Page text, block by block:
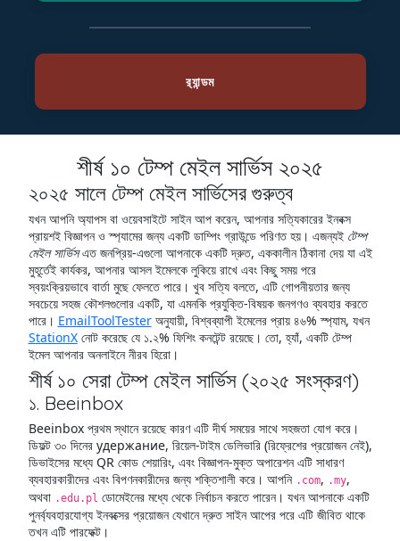
শীর্ষ ১০ টেম্প মেইল সার্ভিস ২০২৫
২০২৫ সালে টেম্প মেইল সার্ভিসের গুরুত্ব
যখন আপনি অ্যাপস বা ওয়েবসাইটে সাইন আপ করেন, আপনার সত্যিকারের ইনবক্স
প্রায়শই বিজ্ঞাপন ও স্প্যামের জন্য একটি ডাম্পিং গ্রাউন্ডে পরিণত হয়। এজন্যই টেম্প
মেইল সার্ভিসএত জনপ্রিয়-এগুলো আপনাকে একটি দ্রুত, এককালীন ঠিকানা দেয় যা এই
মুহূর্তেই কার্যকর, আপনার আসল ইমেলকে লুকিয়ে রাখে এবং কিছু সময় পরে
স্বয়ংক্রিয়ভাবে বার্তা মুছে ফেলতে পারে। খুব সত্যি বলতে, এটি গোপনীয়তার জন্য
সবচেয়ে সহজ কৌশলগুলোর একটি, যা এমনকি প্রযুক্তি-বিষয়ক জনগণও ব্যবহার করতে
পারে। EmailToolTesterঅনুযায়ী, বিশ্বব্যাপী ইমেলের প্রায় ৪৬% স্প্যাম, যখন
StationXনোট করেছে যে ১.২% ফিশিং কনটেন্ট রয়েছে। তো, হ্যাঁ, একটি টেম্প
ইমেল আপনার অনলাইনে নীরব হিরো।
শীর্ষ ১০ সেরা টেম্প মেইল সার্ভিস (২০২৫ সংস্করণ)
১. Beeinbox
Beeinbox প্রথম স্থানে রয়েছে কারণ এটি দীর্ঘ সময়ের সাথে সহজতা যোগ করে।
ডিফল্ট ৩০ দিনের удержание, রিয়েল-টাইম ডেলিভারি (রিফ্রেশের প্রয়োজন নেই),
ডিভাইসের মধ্যে QR কোড শেয়ারিং, এবং বিজ্ঞাপন-মুক্ত অপারেশন এটি সাধারণ
ব্যবহারকারীদের এবং বিপণনকারীদের জন্য শক্তিশালী করে। আপনি .com, .my,
অথবা .edu.pl ডোমেইনের মধ্যে থেকে নির্বাচন করতে পারেন। যখন আপনাকে একটি
পুনর্ব্যবহারযোগ্য ইনবক্সের প্রয়োজন যেখানে দ্রুত সাইন আপের পরে এটি জীবিত থাকে
তখন এটি পারফেক্ট।